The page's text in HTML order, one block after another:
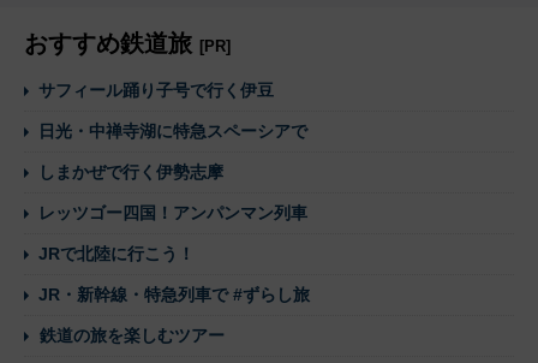
おすすめ鉄道旅 [PR]
サフィール踊り子号で行く伊豆
日光・中禅寺湖に特急スペーシアで
しまかぜで行く伊勢志摩
レッツゴー四国！アンパンマン列車
JRで北陸に行こう！
JR・新幹線・特急列車で #ずらし旅
鉄道の旅を楽しむツアー